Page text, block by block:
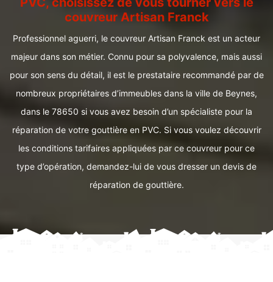
couvreur Artisan Franck
Professionnel aguerri, le couvreur Artisan Franck est un acteur
majeur dans son métier. Connu pour sa polyvalence, mais aussi
pour son sens du détail, il est le prestataire recommandé par de
nombreux propriétaires d’immeubles dans la ville de Beynes,
dans le 78650 si vous avez besoin d’un spécialiste pour la
réparation de votre gouttière en PVC. Si vous voulez découvrir
les conditions tarifaires appliquées par ce couvreur pour ce
type d’opération, demandez-lui de vous dresser un devis de
réparation de gouttière.